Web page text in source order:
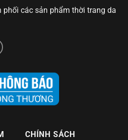
phối các sản phẩm thời trang da
CHÍNH SÁCH